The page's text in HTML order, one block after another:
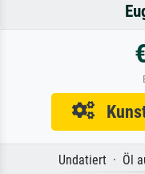
Undatiert · Öl